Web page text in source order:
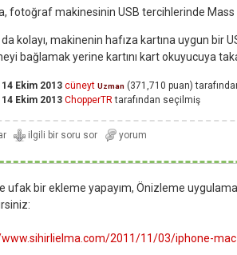
fotoğraf makinesinin USB tercihlerinde Mass
da kolayı, makinenin hafıza kartına uygun bir
bağlamak yerine kartını kart okuyucuya
14 Ekim 2013 cüneyt Uzman (371,710 puan)
14 Ekim 2013 ChopperTRtarafından seçilmiş
ufak bir ekleme yapayım, Önizleme
2011/11/03/iphone-